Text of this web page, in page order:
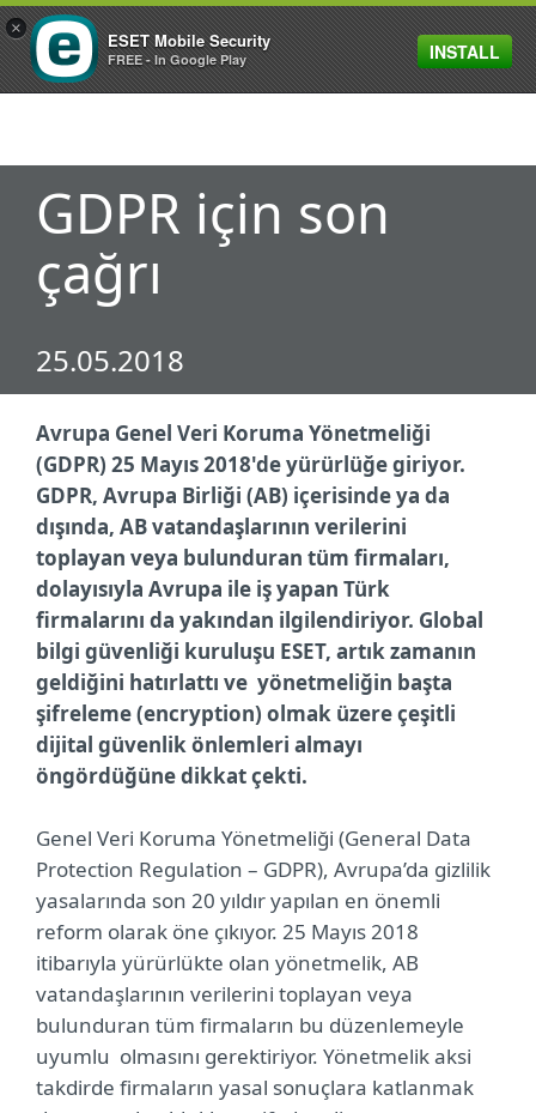
MENU
GDPR için son
çağrı
25.05.2018
Avrupa Genel Veri Koruma Yönetmeliği
(GDPR) 25 Mayıs 2018'de yürürlüğe giriyor.
GDPR, Avrupa Birliği (AB) içerisinde ya da
dışında, AB vatandaşlarının verilerini
toplayan veya bulunduran tüm firmaları,
dolayısıyla Avrupa ile iş yapan Türk
firmalarını da yakından ilgilendiriyor. Global
bilgi güvenliği kuruluşu ESET, artık zamanın
geldiğini hatırlattı ve yönetmeliğin başta
şifreleme (encryption) olmak üzere çeşitli
dijital güvenlik önlemleri almayı
öngördüğüne dikkat çekti.
Genel Veri Koruma Yönetmeliği (General Data
Protection Regulation – GDPR), Avrupa’da gizlilik
yasalarında son 20 yıldır yapılan en önemli
reform olarak öne çıkıyor. 25 Mayıs 2018
itibarıyla yürürlükte olan yönetmelik, AB
vatandaşlarının verilerini toplayan veya
bulunduran tüm firmaların bu düzenlemeyle
uyumlu olmasını gerektiriyor. Yönetmelik aksi
takdirde firmaların yasal sonuçlara katlanmak
×
ESET Mobile Security
FREE - In Google Play INSTALL